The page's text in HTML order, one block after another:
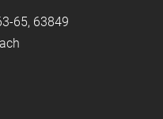
65, 63849